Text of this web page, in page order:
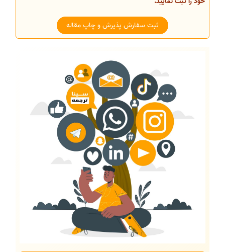
ثبت سفارش پذیرش و چاپ مقاله